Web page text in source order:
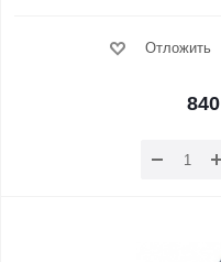
Отложить
840